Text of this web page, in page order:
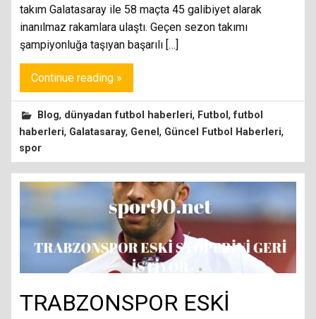
takım Galatasaray ile 58 maçta 45 galibiyet alarak
inanılmaz rakamlara ulaştı. Geçen sezon takımı
şampiyonluğa taşıyan başarılı […]
Continue reading »
Blog, dünyadan futbol haberleri, Futbol,futbol
haberleri, Galatasaray, Genel, Güncel Futbol Haberleri,
spor
TRABZONSPOR ESKİ